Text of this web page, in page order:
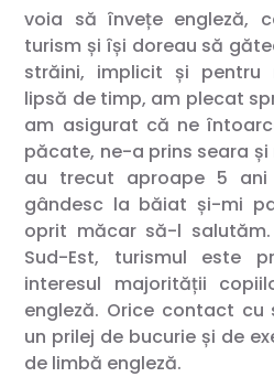
voia să învețe engleză,
turism și își doreau să
străini, implicit și pentru
lipsă de timp, am plecat
am asigurat că ne
păcate, ne-a prins seara și
au trecut aproape 5
gândesc la băiat și-mi
oprit măcar să-l
Sud-Est, turismul este
interesul majorității
engleză. Orice contact
un prilej de bucurie și de
de limbă engleză.